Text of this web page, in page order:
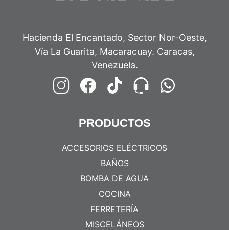
Hacienda El Encantado, Sector Nor-Oeste,
Vía La Guarita, Macaracuay. Caracas,
Venezuela.
PRODUCTOS
ACCESORIOS ELÉCTRICOS
BAÑOS
BOMBA DE AGUA
COCINA
FERRETERÍA
MISCELÁNEOS